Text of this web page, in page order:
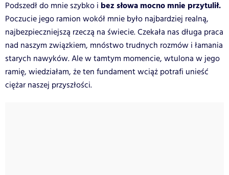
Podszedł do mnie szybko i bez słowa mocno mnie przytulił.
Poczucie jego ramion wokół mnie było najbardziej realną,
najbezpieczniejszą rzeczą na świecie. Czekała nas długa praca
nad naszym związkiem, mnóstwo trudnych rozmów i łamania
starych nawyków. Ale w tamtym momencie, wtulona w jego
ramię, wiedziałam, że ten fundament wciąż potrafi unieść
ciężar naszej przyszłości.